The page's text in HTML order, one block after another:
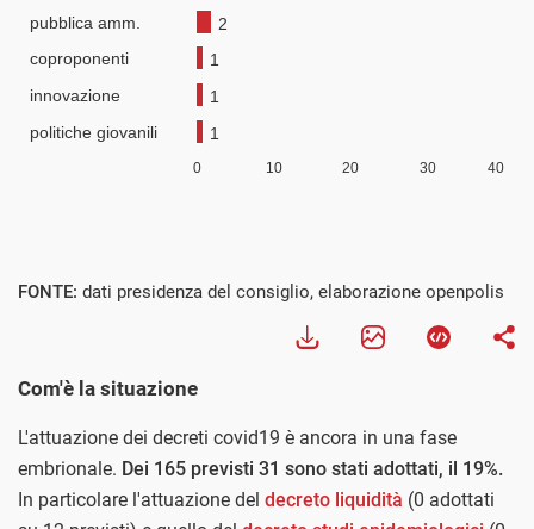
FONTE: dati presidenza del consiglio, elaborazione openpolis
Com'è la situazione
L'attuazione dei decreti covid19 è ancora in una fase
embrionale. Dei 165 previsti 31 sono stati adottati, il 19%.
In particolare l'attuazione del decreto liquidità (0 adottati